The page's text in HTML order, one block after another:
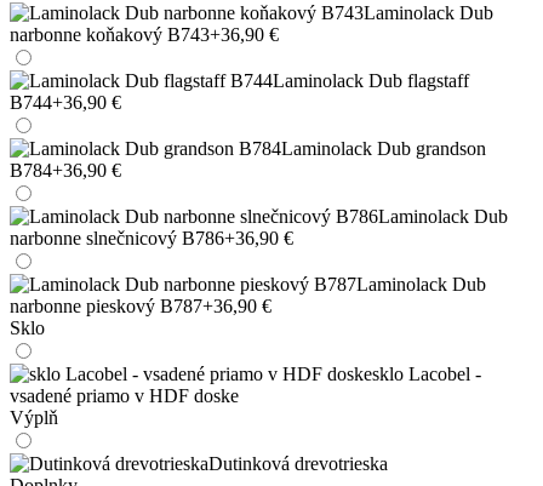
Laminolack Dub
narbonne koňakový B743+36,90 €
Laminolack Dub flagstaff
B744+36,90 €
Laminolack Dub grandson
B784+36,90 €
Laminolack Dub
narbonne slnečnicový B786+36,90 €
Laminolack Dub
narbonne pieskový B787+36,90 €
Sklo
sklo Lacobel -
vsadené priamo v HDF doske
Výplň
Dutinková drevotrieska